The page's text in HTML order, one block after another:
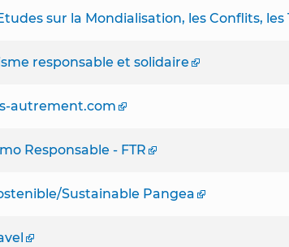
sur la Mondialisation, les Conflits,
responsable et solidaire
autrement.com
Responsable - FTR
Sustainable Pangea